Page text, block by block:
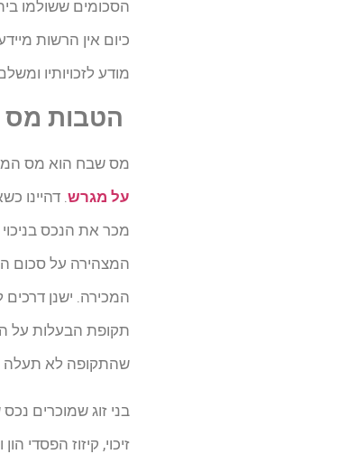
כיום אין הרשות
מודע לזכויותיו
הטבות מס
מס שבח הוא מס
על מגרש. דהיינו
מכר את הנכס
המצהירה על סכום
המכירה. ישנן
תקופת הבעלות על
שהתקופה לא תעלה
בני זוג שמוכרים
זיכוי, קיזוז